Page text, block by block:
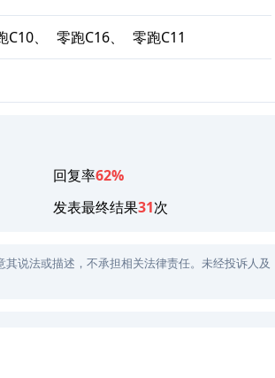
C10、 零跑C16、 零跑C11
回复率62%
发表最终结果31次
说法或描述，不承担相关法律责任。未经投诉人及